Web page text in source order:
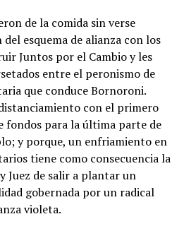
de la comida sin verse
esquema de alianza con los
Juntos por el Cambio y les
entre el peronismo de
que conduce Bornoroni.
con el primero
fondos para la última parte de
y porque, un enfriamiento en
tiene como consecuencia la
Juez de salir a plantar un
gobernada por un radical
violeta.